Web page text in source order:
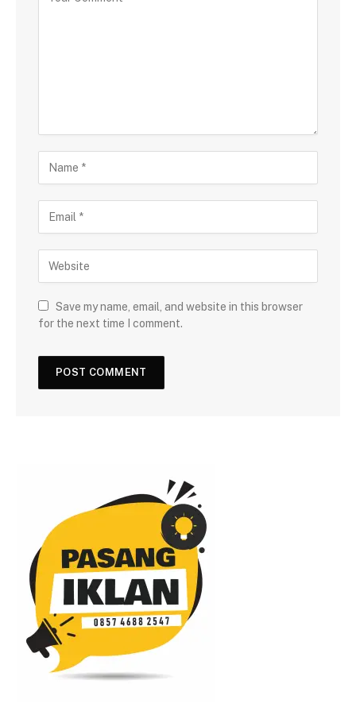
Save my name, email, and website in this browser
for the next time I comment.